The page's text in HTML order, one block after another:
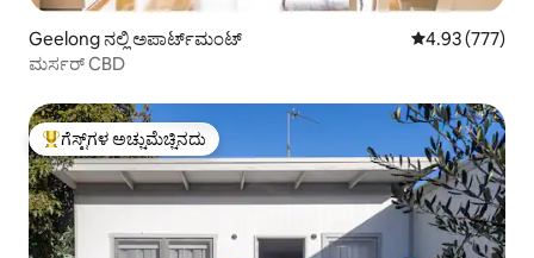
Geelong ನಲ್ಲಿ ಅಪಾರ್ಟ್‌ಮಂಟ್ 5 ರಲ್ಲಿ 4.93
4.93 (777)
ಮರ್ಸರ್ CBD
ಗೆಸ್ಟ್‌ಗಳಿಗೆ ಅತಿ ಹೆಚ್ಚು ಅಚ್ಚುಮೆಚ್ಚಿನದು
ಗೆಸ್ಟ್‌ಗಳ ಅಚ್ಚುಮೆಚ್ಚಿನದು